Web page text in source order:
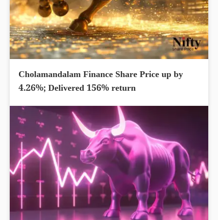
Cholamandalam Finance Share Price up by
4.26%; Delivered 156% return